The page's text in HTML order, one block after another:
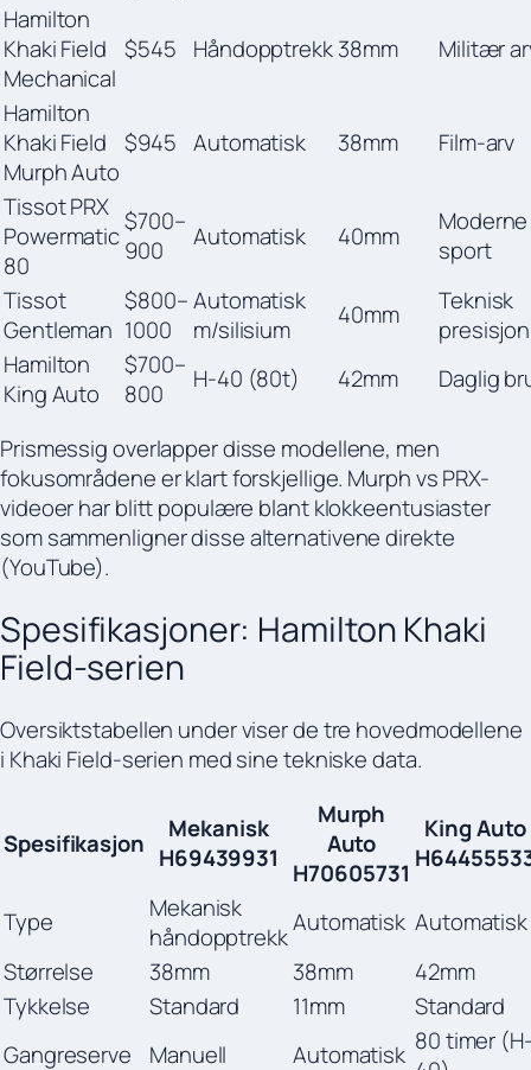
Hamilton
Khaki Field
Mechanical
$545 Håndopptrekk38mm Militær
Hamilton
Khaki Field
Murph Auto
$945 Automatisk 38mm Film-arv
Tissot PRX
Powermatic
80
$700–
900
Automatisk 40mm
Moderne
sport
Tissot
Gentleman
$800–
1000
Automatisk
m/silisium
40mm
Teknisk
presisjon
Hamilton
King Auto
$700–
800
H-40 (80t) 42mm Daglig
Prismessig overlapper disse modellene, men
fokusområdene er klart forskjellige. Murph vs PRX-
videoer har blitt populære blant klokkeentusiaster
som sammenligner disse alternativene direkte
(YouTube).
Spesifikasjoner: Hamilton Khaki
Field-serien
Oversiktstabellen under viser de tre hovedmodellene
i Khaki Field-serien med sine tekniske data.
Spesifikasjon
Mekanisk
H69439931
Murph
Auto
H70605731
King Auto
Type
Mekanisk
håndopptrekkAutomatisk Automatisk
Størrelse
38mm 38mm
42mm
Tykkelse
Standard 11mm
Standard
Gangreserve
Manuell Automatisk 80 timer